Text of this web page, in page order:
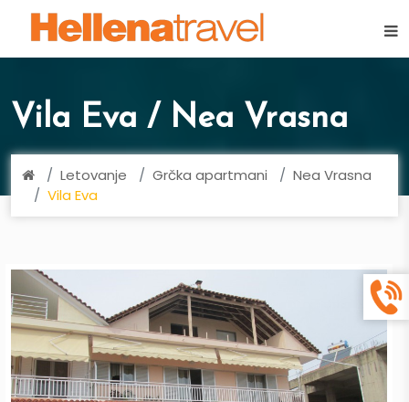
Vila Eva / Nea Vrasna
Letovanje Grčka apartmani
Nea Vrasna
Vila Eva